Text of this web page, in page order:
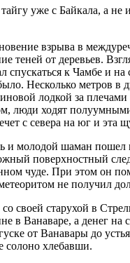
уже с Байкала, а
взрыва в
теней от деревьев.
к Чамбе и
Несколько метров
лодкой за
люди ходят
с севера на юг и эта
молодой шаман пошел
поверхностный
чуде. При этом он
не получил
старухой в
в Ванаваре, а денег
от Ванавары до
солоно хлебавши.